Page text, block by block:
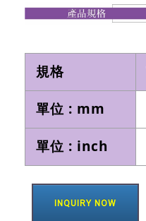
規格
單位 : mm
單位 : inch
INQUIRY NOW